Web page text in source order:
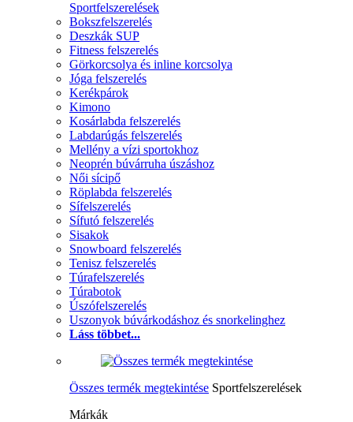
Sportfelszerelések
Bokszfelszerelés
Deszkák SUP
Fitness felszerelés
Görkorcsolya és inline korcsolya
Jóga felszerelés
Kerékpárok
Kimono
Kosárlabda felszerelés
Labdarúgás felszerelés
Mellény a vízi sportokhoz
Neoprén búvárruha úszáshoz
Női sícipő
Röplabda felszerelés
Sífelszerelés
Sífutó felszerelés
Sisakok
Snowboard felszerelés
Tenisz felszerelés
Túrafelszerelés
Túrabotok
Úszófelszerelés
Uszonyok búvárkodáshoz és snorkelinghez
Láss többet...
Összes termék megtekintése Sportfelszerelések
Márkák